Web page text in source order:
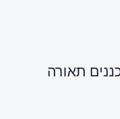
תאורה